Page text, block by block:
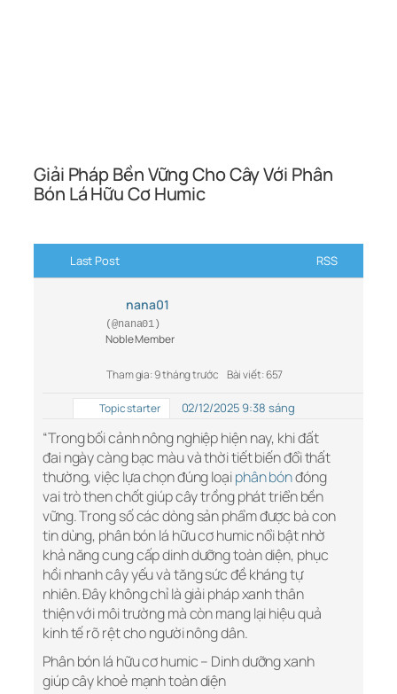
Giải Pháp Bền Vững Cho Cây Với Phân
Bón Lá Hữu Cơ Humic
Last Post RSS
nana01
(@nana01)
Noble Member
Tham gia: 9 tháng trước Bài viết: 657
Topic starter 02/12/2025 9:38 sáng
“Trong bối cảnh nông nghiệp hiện nay, khi đất
đai ngày càng bạc màu và thời tiết biến đổi thất
thường, việc lựa chọn đúng loạiphân bónđóng
vai trò then chốt giúp cây trồng phát triển bền
vững. Trong số các dòng sản phẩm được bà con
tin dùng, phân bón lá hữu cơ humic nổi bật nhờ
khả năng cung cấp dinh dưỡng toàn diện, phục
hồi nhanh cây yếu và tăng sức đề kháng tự
nhiên. Đây không chỉ là giải pháp xanh thân
thiện với môi trường mà còn mang lại hiệu quả
kinh tế rõ rệt cho người nông dân.
Phân bón lá hữu cơ humic – Dinh dưỡng xanh
giúp cây khoẻ mạnh toàn diện